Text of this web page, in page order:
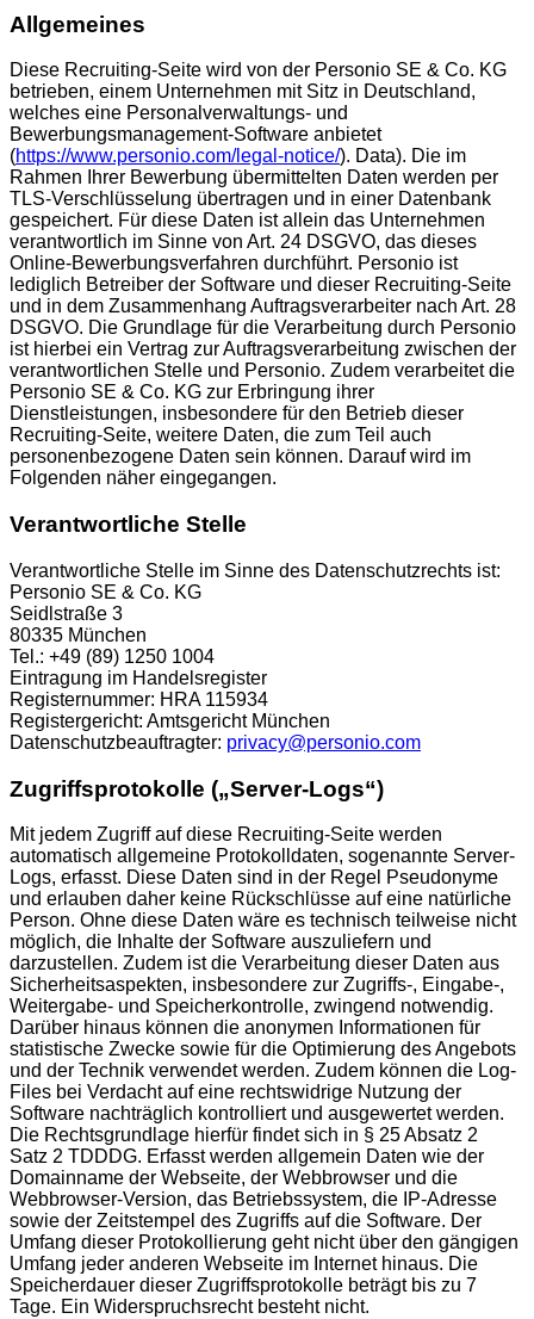
Allgemeines
Diese Recruiting-Seite wird von der Personio SE & Co. KG
betrieben, einem Unternehmen mit Sitz in Deutschland,
welches eine Personalverwaltungs- und
Bewerbungsmanagement-Software anbietet
(https://www.personio.com/legal-notice/). Data). Die im
Rahmen Ihrer Bewerbung übermittelten Daten werden per
TLS-Verschlüsselung übertragen und in einer Datenbank
gespeichert. Für diese Daten ist allein das Unternehmen
verantwortlich im Sinne von Art. 24 DSGVO, das dieses
Online-Bewerbungsverfahren durchführt. Personio ist
lediglich Betreiber der Software und dieser Recruiting-Seite
und in dem Zusammenhang Auftragsverarbeiter nach Art. 28
DSGVO. Die Grundlage für die Verarbeitung durch Personio
ist hierbei ein Vertrag zur Auftragsverarbeitung zwischen der
verantwortlichen Stelle und Personio. Zudem verarbeitet die
Personio SE & Co. KG zur Erbringung ihrer
Dienstleistungen, insbesondere für den Betrieb dieser
Recruiting-Seite, weitere Daten, die zum Teil auch
personenbezogene Daten sein können. Darauf wird im
Folgenden näher eingegangen.
Verantwortliche Stelle
Verantwortliche Stelle im Sinne des Datenschutzrechts ist:
Personio SE & Co. KG
Seidlstraße 3
80335 München
Tel.: +49 (89) 1250 1004
Eintragung im Handelsregister
Registernummer: HRA 115934
Registergericht: Amtsgericht München
Datenschutzbeauftragter: privacy@personio.com
Zugriffsprotokolle („Server-Logs“)
Mit jedem Zugriff auf diese Recruiting-Seite werden
automatisch allgemeine Protokolldaten, sogenannte Server-
Logs, erfasst. Diese Daten sind in der Regel Pseudonyme
und erlauben daher keine Rückschlüsse auf eine natürliche
Person. Ohne diese Daten wäre es technisch teilweise nicht
möglich, die Inhalte der Software auszuliefern und
darzustellen. Zudem ist die Verarbeitung dieser Daten aus
Sicherheitsaspekten, insbesondere zur Zugriffs-, Eingabe-,
Weitergabe- und Speicherkontrolle, zwingend notwendig.
Darüber hinaus können die anonymen Informationen für
statistische Zwecke sowie für die Optimierung des Angebots
und der Technik verwendet werden. Zudem können die Log-
Files bei Verdacht auf eine rechtswidrige Nutzung der
Software nachträglich kontrolliert und ausgewertet werden.
Die Rechtsgrundlage hierfür findet sich in § 25 Absatz 2
Satz 2 TDDDG. Erfasst werden allgemein Daten wie der
Domainname der Webseite, der Webbrowser und die
Webbrowser-Version, das Betriebssystem, die IP-Adresse
sowie der Zeitstempel des Zugriffs auf die Software. Der
Umfang dieser Protokollierung geht nicht über den gängigen
Umfang jeder anderen Webseite im Internet hinaus. Die
Speicherdauer dieser Zugriffsprotokolle beträgt bis zu 7
Tage. Ein Widerspruchsrecht besteht nicht.